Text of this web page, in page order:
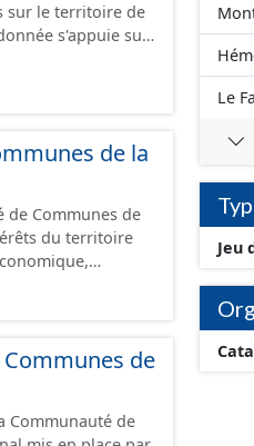
sur le territoire de
s'appuie sur
de la
de Communes de
de natures
non aménagés
de
Communauté de
Le
Jeu